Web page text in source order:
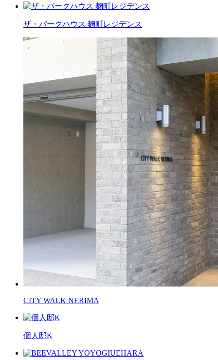
ザ・パークハウス 麹町レジデンス
CITY WALK NERIMA
個人邸K